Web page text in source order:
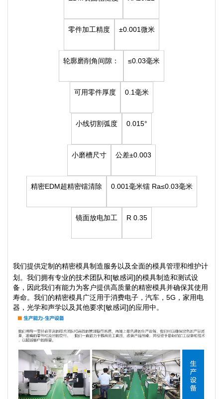
零件加工精度 ±0.001微米
轮廓磨削角间隙： ≤0.03毫米
可用零件厚度 0.1毫米
小线切割弧度 0.015°
小磨槽尺寸 公差±0.003
精密EDM超精密镭清除 0.001毫米镭 Ra≤0.03毫米
镜面放电加工 R 0.35
我们提供定制的精密模具制造服务以及全面的模具管理和维护计
划。我们拥有专业的技术团队和[敏感词]的模具制造和测试设
备，因此我们有能力为客户提供高质量的精密模具并确保其使用
寿命。我们的精密模具广泛用于消费电子，汽车，5G，家用电
器，光学和声学以及其他要求[敏感词]的应用中。